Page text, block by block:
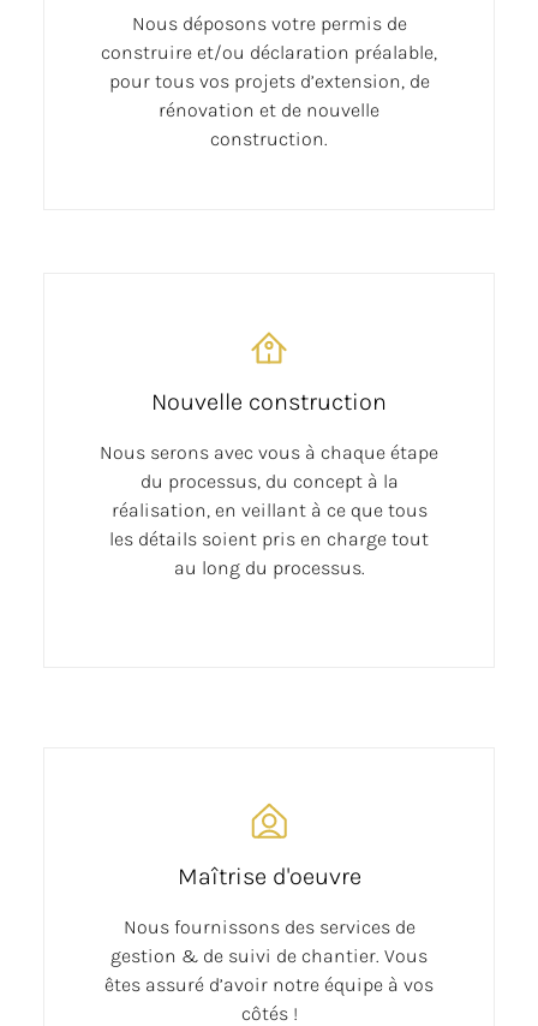
Nous déposons votre permis de
construire et/ou déclaration préalable,
pour tous vos projets d’extension, de
rénovation et de nouvelle
construction.
Nouvelle construction
Nous serons avec vous à chaque étape
du processus, du concept à la
réalisation, en veillant à ce que tous
les détails soient pris en charge tout
au long du processus.
Maîtrise d'oeuvre
Nous fournissons des services de
gestion & de suivi de chantier. Vous
êtes assuré d’avoir notre équipe à vos
côtés !